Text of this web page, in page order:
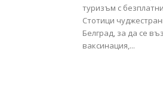
туризъм с
Стотици
Белград, за да се
ваксинация,...